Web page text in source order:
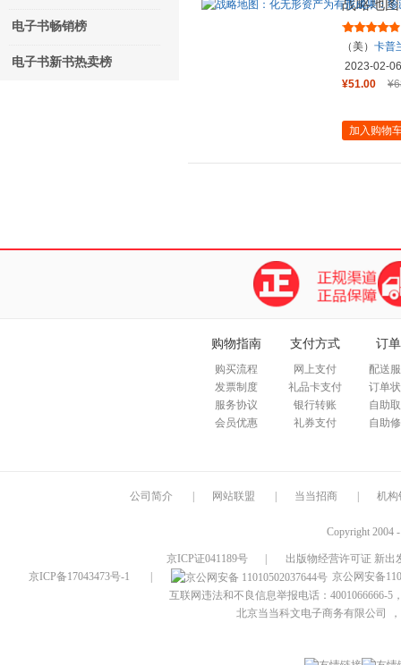
电子书畅销榜
电子书新书热卖榜
战略地
版
（美） 卡普
译.
2023-02-06
¥51.00
加入购物
购物指南
购买流程
发票制度
服务协议
会员优惠
支付方式
网上支付
礼品卡支付
银行转账
礼券支付
订
配送
订单
自助
自助
公司简介 网站联盟 当当招商 机构
Copyright 2004
京ICP证041189号
出版物经营许可证 新出
京ICP备17043473号-1
京公网安备
互联网违法和不良信息举报电话：4001066666-5
北京当当科文电子商务有限公司